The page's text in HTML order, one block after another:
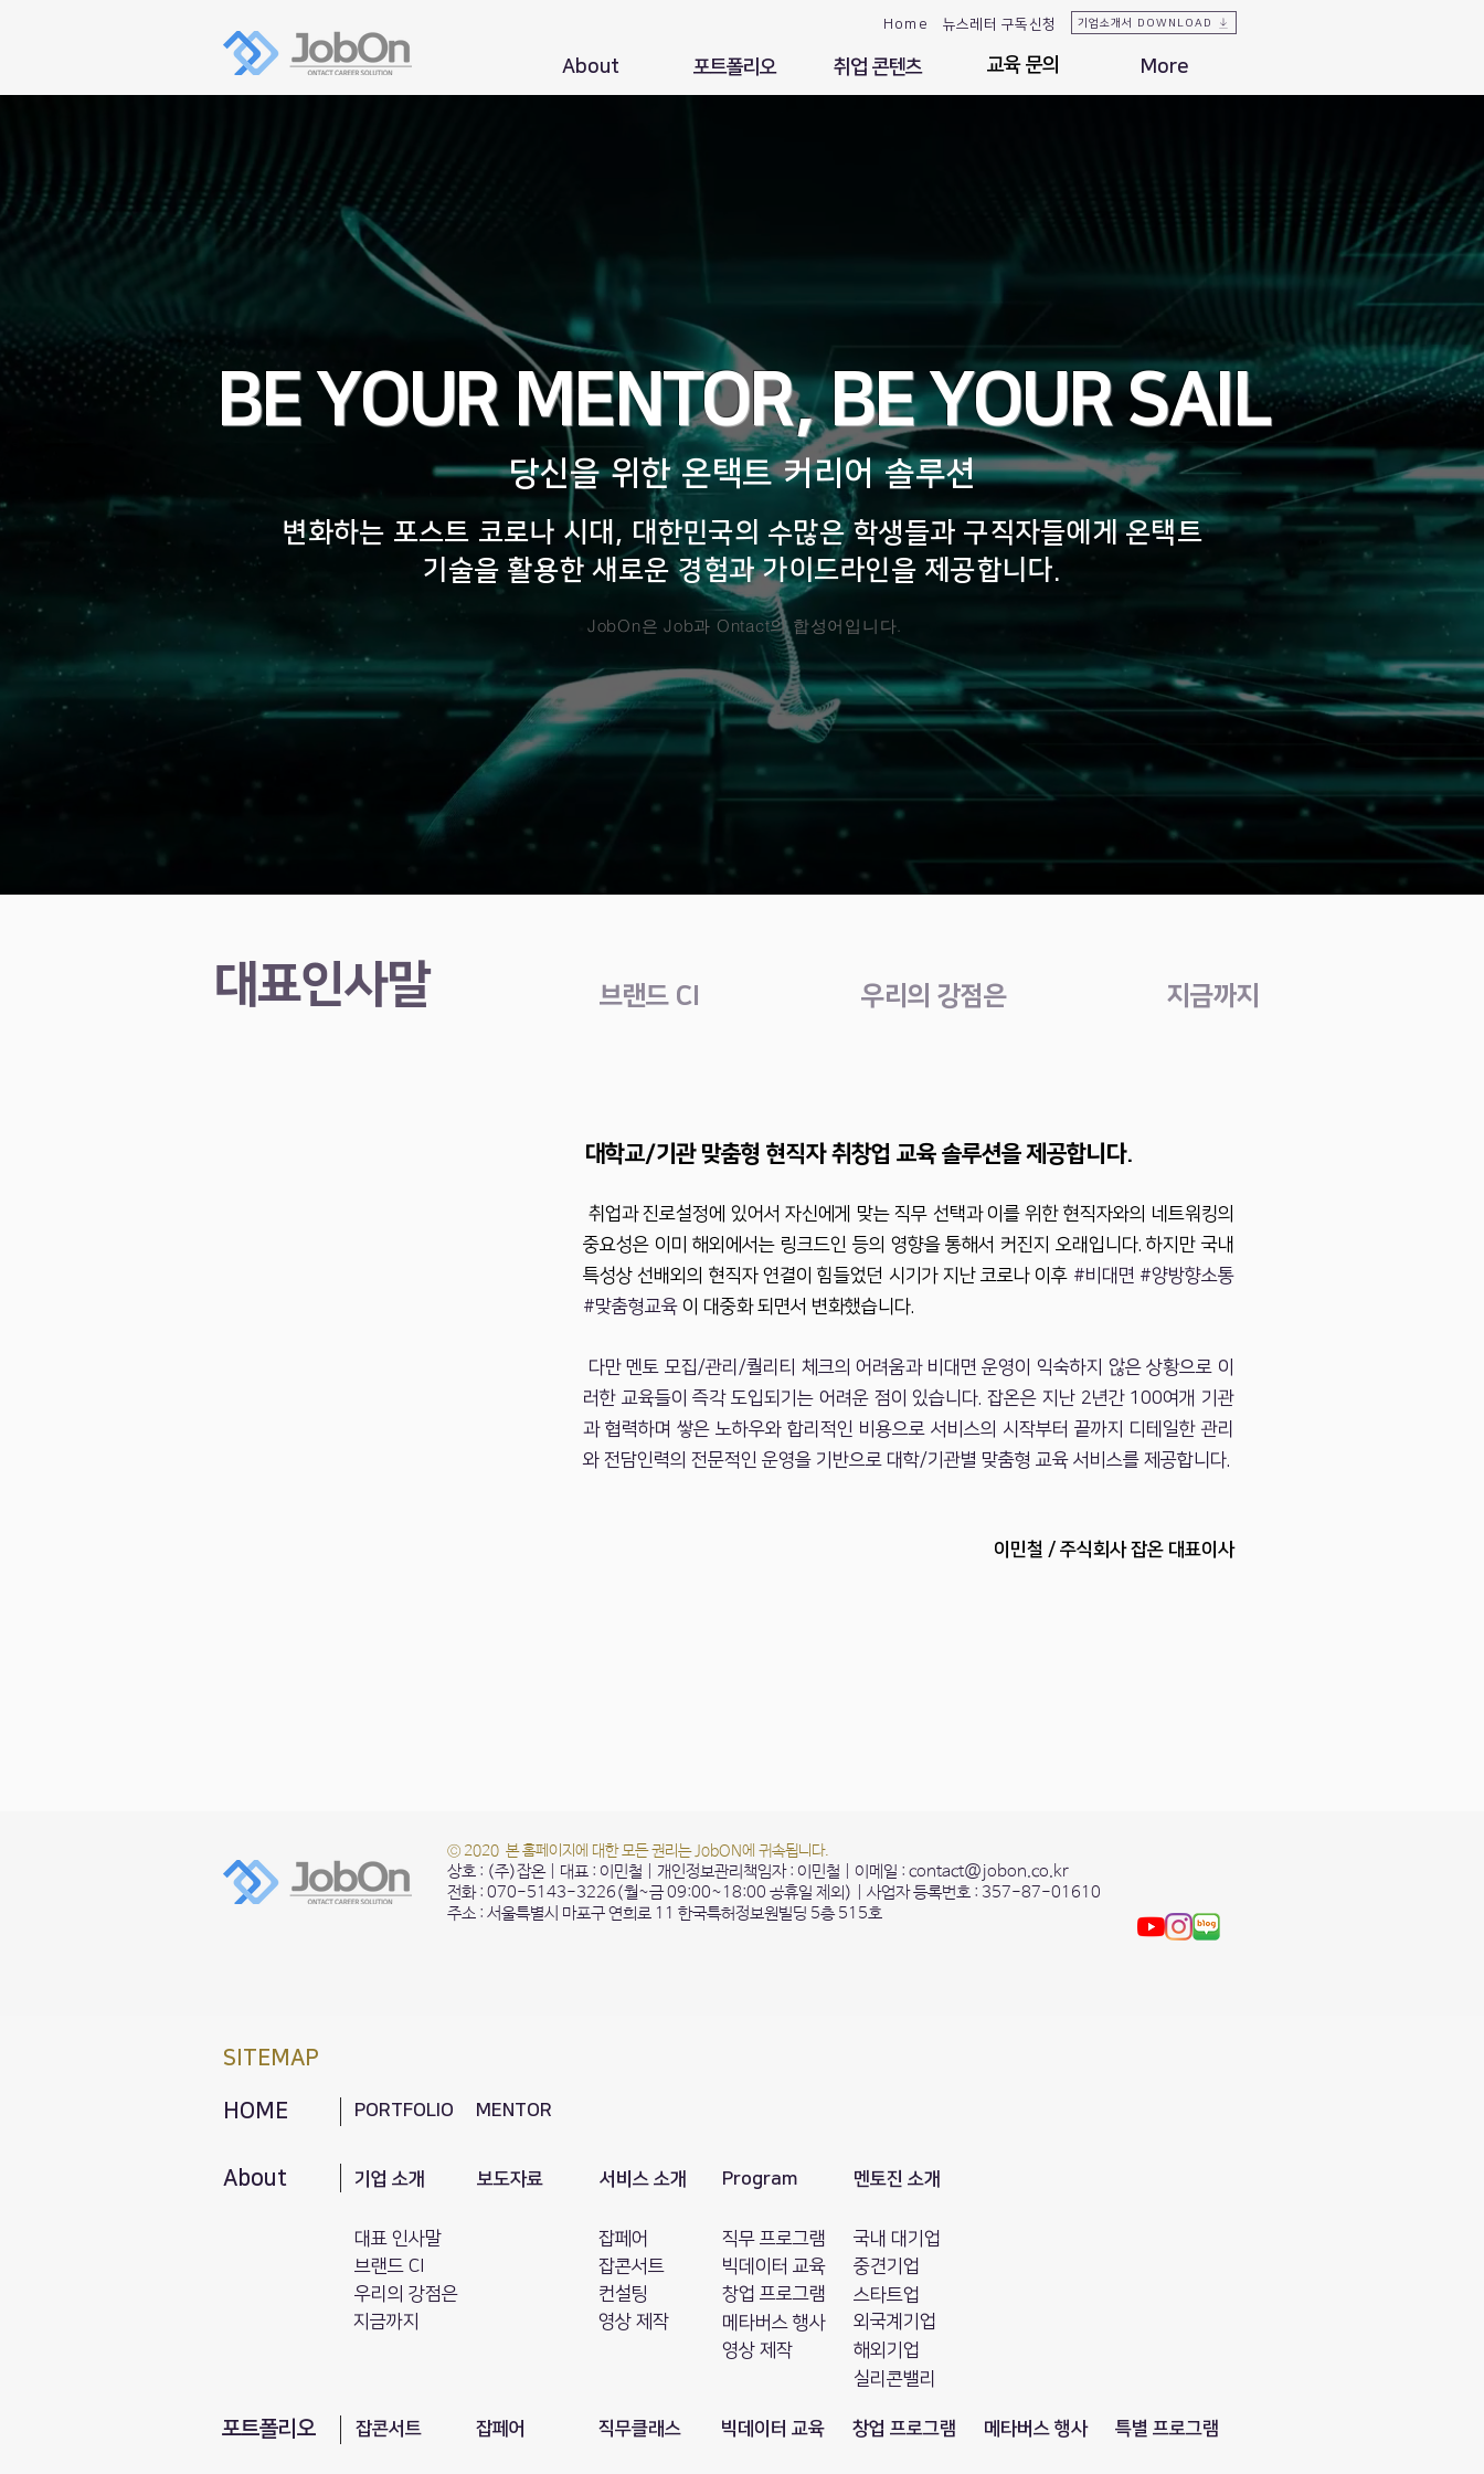
Home 뉴스레터 구독신청 기업소개서 DOWNLOAD
About 포트폴리오 취업 콘텐츠 교육 문의 More
교육 문의
BE YOUR MENTOR, BE YOUR SAIL
​당신을 위한 온택트 커리어 솔루션
변화하는 포스트 코로나 시대, 대한민국의 수많은 학생들과 구직자들에게 온택트
기술을 활용한 새로운 경험과 가이드라인을 제공합니다.
JobOn은 Job과 Ontact의 합성어입니다.
​대표인사말 브랜드 CI 우리의 강점은 지금까지
​대학교/기관 맞춤형 현직자 취창업 교육 솔루션을 제공합니다.
취업과 진로설정에 있어서 자신에게 맞는 직무 선택과 이를 위한 현직자와의 네트워킹의
중요성은 이미 해외에서는 링크드인 등의 영향을 통해서 커진지 오래입니다. 하지만 국내
특성상 선배외의 현직자 연결이 힘들었던 시기가 지난 코로나 이후 #비대면 #양방향소통​
#맞춤형교육 이 대중화 되면서 변화했습니다.
다만 멘토 모집/관리/퀄리티 체크의 어려움과 비대면 운영이 익숙하지 않은 상황으로 이
러한 교육들이 즉각 도입되기는 어려운 점이 있습니다. 잡온은 지난 2년간 100여개 기관
과 협력하며 쌓은 노하우와 합리적인 비용으로 서비스의 시작부터 끝까지 디테일한 관리
와 전담인력의 전문적인 운영을 기반으로 대학/기관별 맞춤형 교육 서비스를 제공합니다.
​이민철 / 주식회사 잡온 대표이사
© 2020 본 홈페이지에 대한 모든 권리는 JobON에 귀속됩니다.
상호 : (주)잡온 | 대표 : 이민철 | 개인정보관리책임자 : 이민철 | 이메일 : contact@jobon.co.kr
전화 : 070-5143-3226(월~금 09:00~18:00 공휴일 제외) | 사업자 등록번호 : 357-87-01610
주소 : 서울특별시 마포구 연희로 11 한국특허정보원빌딩 5층 515호
SITEMAP
HOME PORTFOLIO MENTOR
About 기업 소개 보도자료 서비스 소개 Program 멘토진 소개
대표 인사말
브랜드 CI
​우리의 강점은
지금까지
잡페어
잡콘서트
컨설팅
영상 제작
직무 프로그램
빅데이터 교육
창업 프로그램
메타버스 행사
영상 제작
국내 대기업
​중견기업
스타트업
외국계기업
해외기업
​실리콘밸리
포트폴리오 ​잡콘서트 잡페어 직무클래스 빅데이터 교육 창업 프로그램 메타버스 행사 특별 프로그램